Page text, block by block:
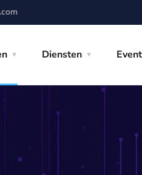
Diensten